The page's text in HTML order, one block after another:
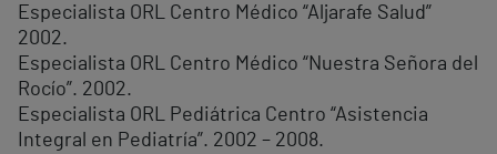
Especialista ORL Centro Médico “Aljarafe Salud”
2002.
Especialista ORL Centro Médico “Nuestra Señora del
Rocío”. 2002.
Especialista ORL Pediátrica Centro “Asistencia
Integral en Pediatría”. 2002 – 2008.